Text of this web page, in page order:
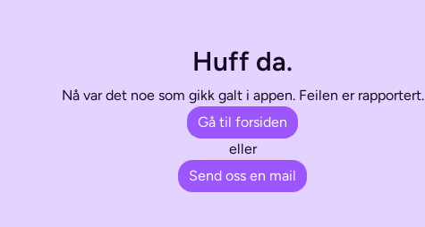
Huff da.
Nå var det noe som gikk galt i appen. Feilen er rapportert.
Gå til forsiden
eller
Send oss en mail